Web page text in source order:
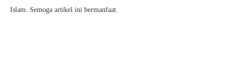
Islam. Semoga artikel ini bermanfaat.